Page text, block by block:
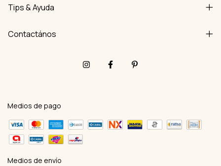
Tips & Ayuda
Contactános
Medios de pago
Medios de envío